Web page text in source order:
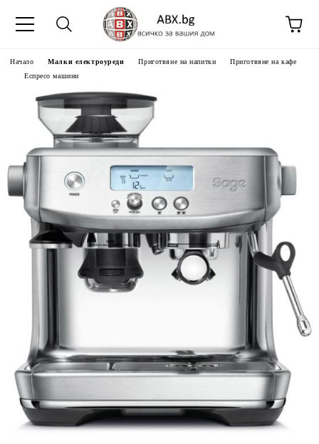
Начало Малки електроуреди Приготвяне на напитки
Приготвяне на кафе
Еспресо машини